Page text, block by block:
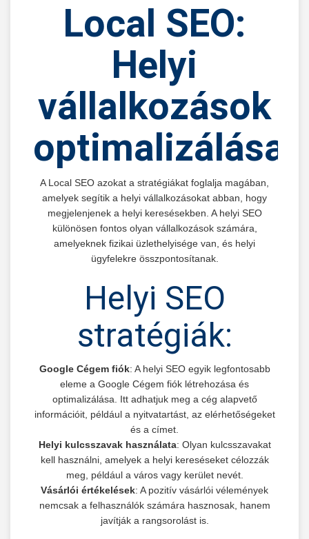
Local SEO:
Helyi
vállalkozások
optimalizálása
A Local SEO azokat a stratégiákat foglalja magában,
amelyek segítik a helyi vállalkozásokat abban, hogy
megjelenjenek a helyi keresésekben. A helyi SEO
különösen fontos olyan vállalkozások számára,
amelyeknek fizikai üzlethelyisége van, és helyi
ügyfelekre összpontosítanak.
Helyi SEO
stratégiák:
Google Cégem fiók: A helyi SEO egyik legfontosabb
eleme a Google Cégem fiók létrehozása és
optimalizálása. Itt adhatjuk meg a cég alapvető
információit, például a nyitvatartást, az elérhetőségeket
és a címet.
Helyi kulcsszavak használata: Olyan kulcsszavakat
kell használni, amelyek a helyi kereséseket célozzák
meg, például a város vagy kerület nevét.
Vásárlói értékelések: A pozitív vásárlói vélemények
nemcsak a felhasználók számára hasznosak, hanem
javítják a rangsorolást is.